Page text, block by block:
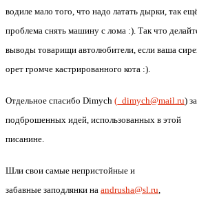
водиле мало того, что надо латать дырки, так
проблема снять машину с лома :). Так что
выводы товарищи автолюбители, если ваша
орет громче кастрированного кота :).
Отдельное спасибо Dimych (_dimych@mail.ru)
подброшенных идей, использованных в этой
писанине.
Шли свои самые непристойные и
забавные заподлянки на andrusha@sl.ru